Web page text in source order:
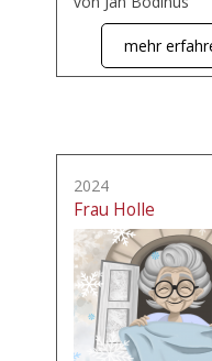
mehr
2024
Frau Holle